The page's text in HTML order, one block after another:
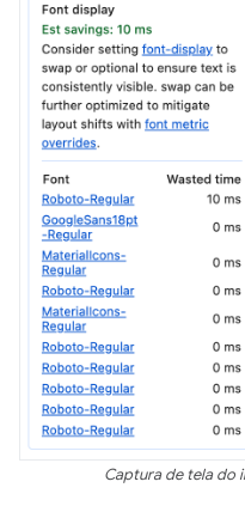
Captura de tela do